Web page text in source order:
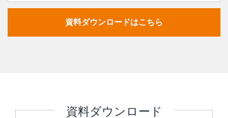
資料ダウンロードはこちら
資料ダウンロード